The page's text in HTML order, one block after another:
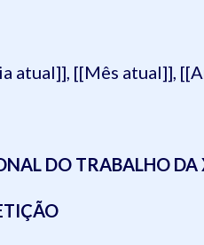
atual]], [[Mês atual]],
DO TRABALHO DA